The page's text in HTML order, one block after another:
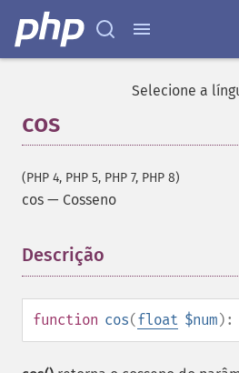
Selecione a
cos
(PHP 4, PHP 5, PHP 7, PHP 8)
cos — Cosseno
Descrição
function cos(float $num):